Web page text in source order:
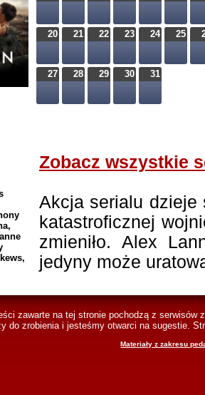
20 21 22 23 24 25
27 28 29 30 31
Zobacz wszystkie
Akcja serialu dzieje
katastroficznej
zmieniło. Alex
jedyny może
zawarte na tej stronie pochodzą z
do zrobienia i jesteśmy otwarci na sugestie.
Materiały z zakresu